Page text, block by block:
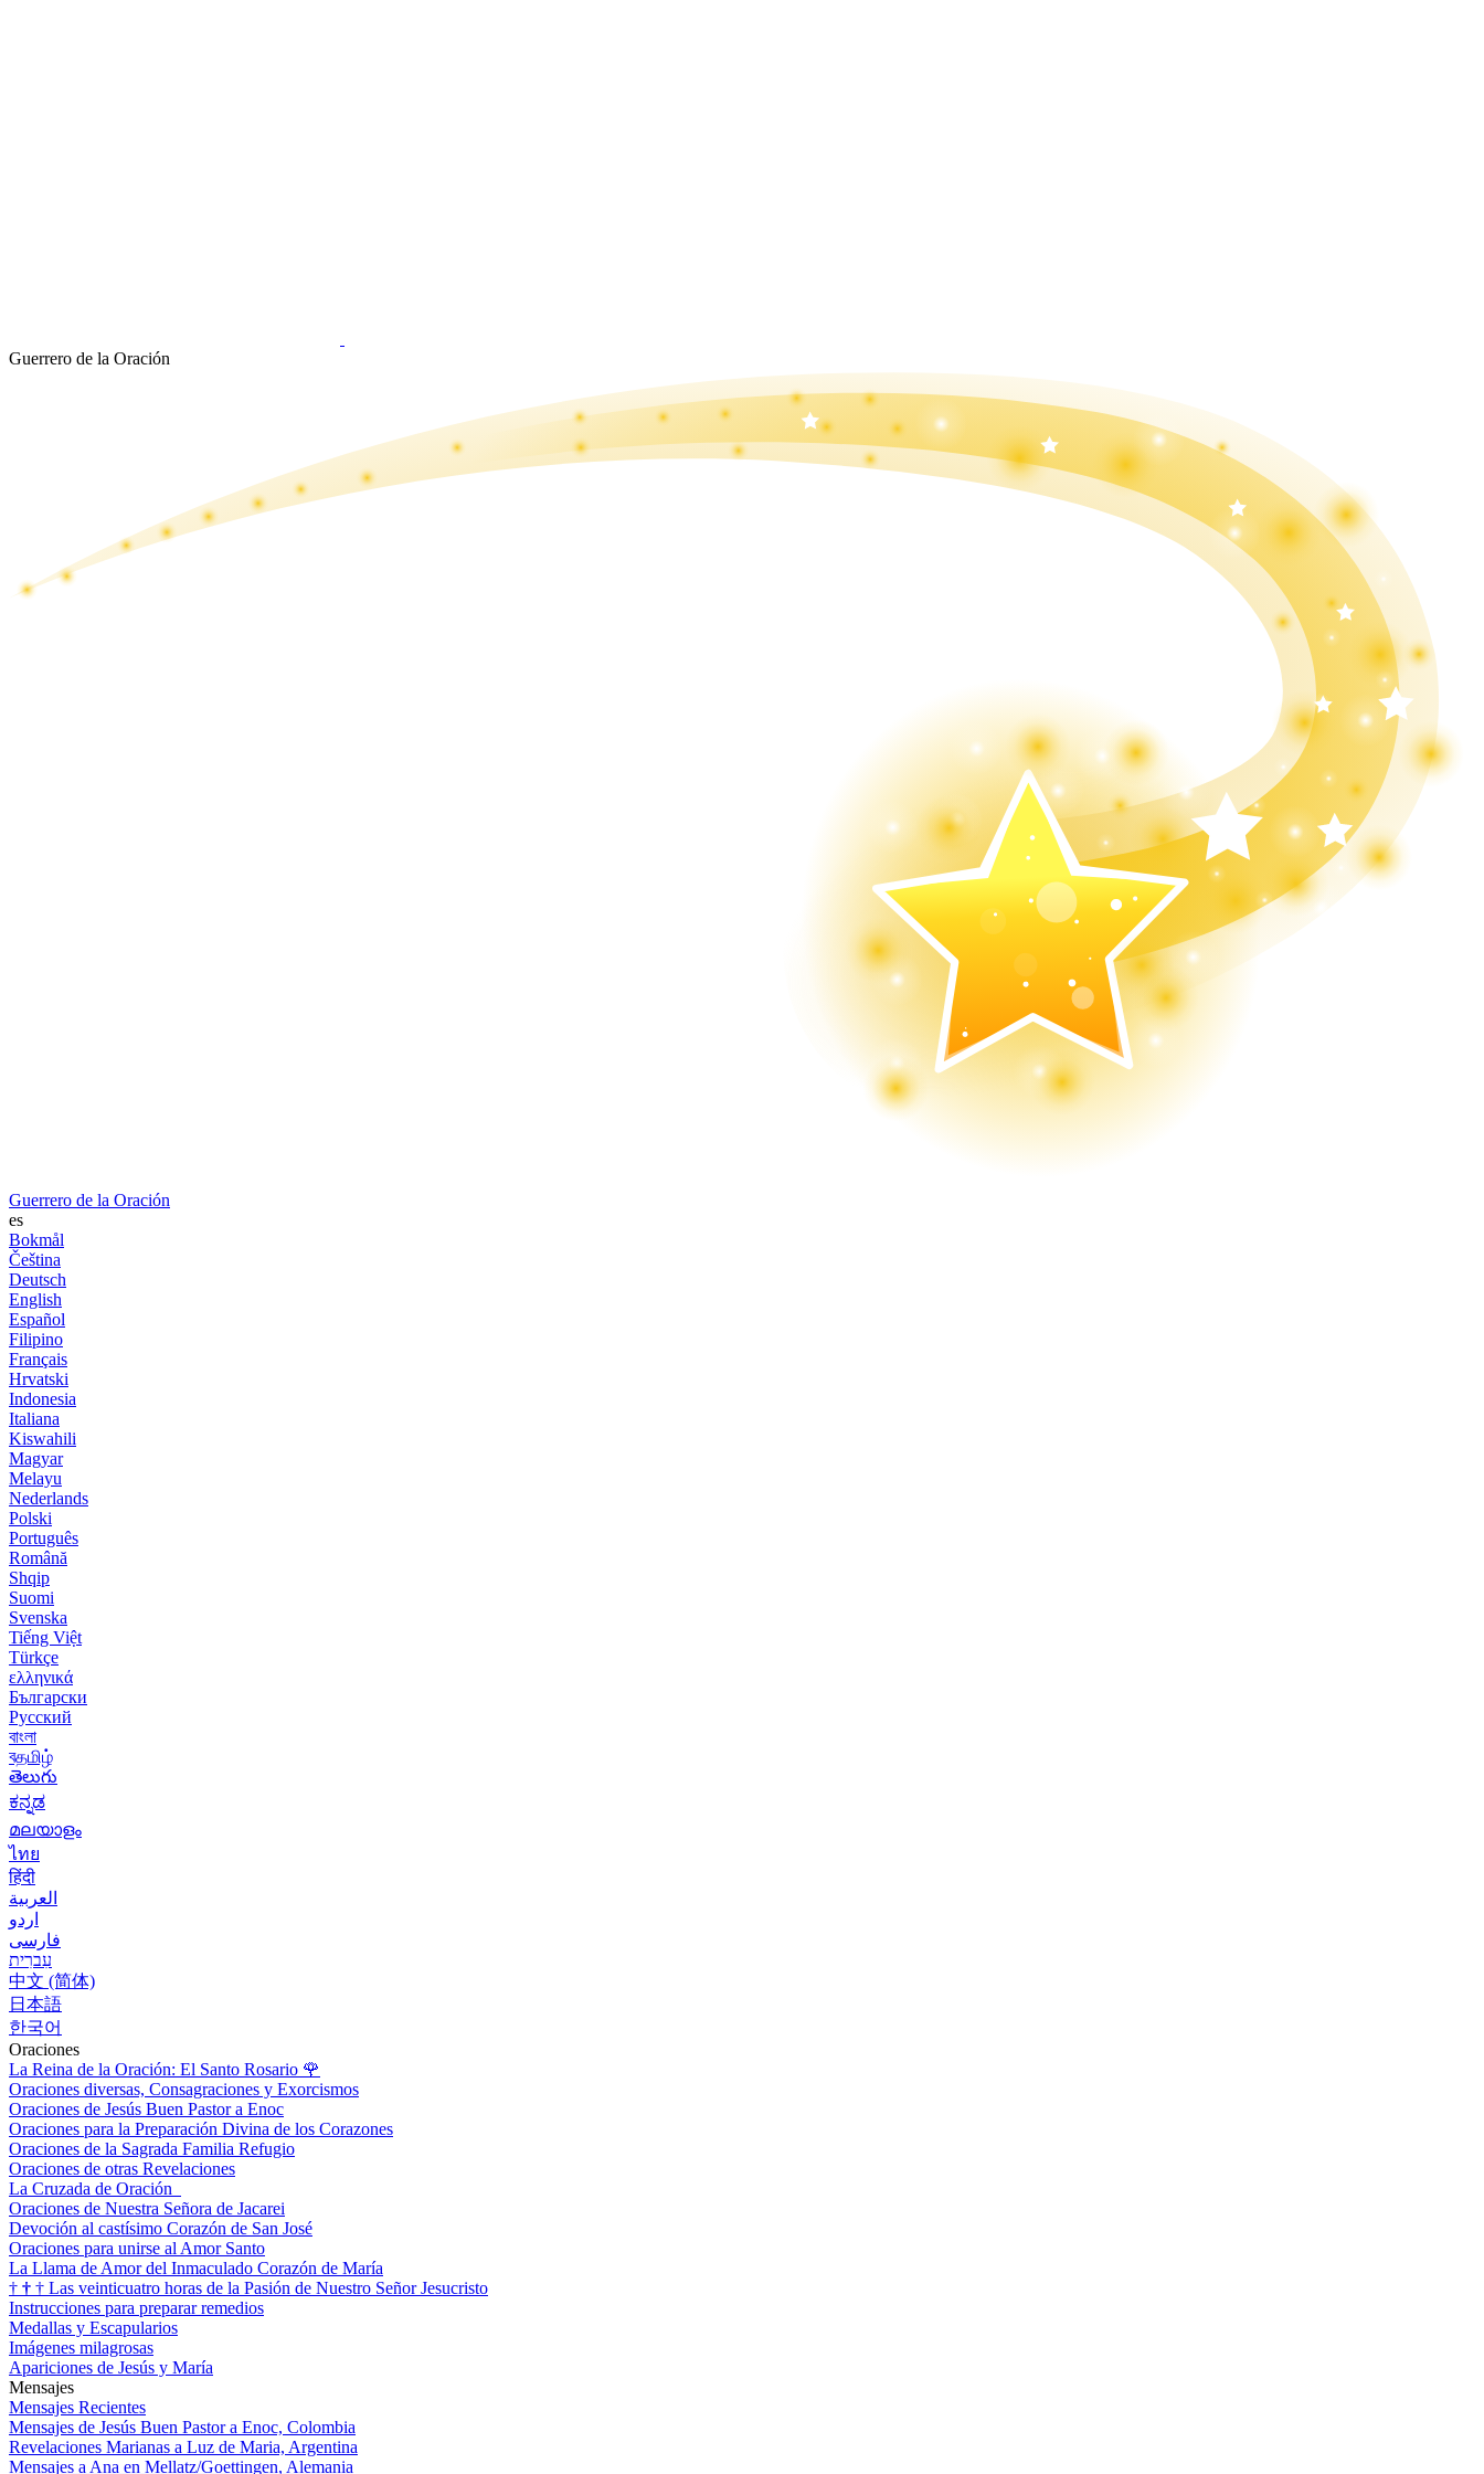
Guerrero de la Oración
Guerrero de la Oración
es
Bokmål
Čeština
Deutsch
English
Español
Filipino
Français
Hrvatski
Indonesia
Italiana
Kiswahili
Magyar
Melayu
Nederlands
Polski
Português
Română
Shqip
Suomi
Svenska
Tiếng Việt
Türkçe
ελληνικά
Български
Русский
বাংলা
বதமிழ்
తెలుగు
ಕನ್ನಡ
മലയാളം
ไทย
हिंदी
العربية
اردو
فارسی
עִברִית
中文 (简体)
日本語
한국어
Oraciones
La Reina de la Oración: El Santo Rosario 🌹
Oraciones diversas, Consagraciones y Exorcismos
Oraciones de Jesús Buen Pastor a Enoc
Oraciones para la Preparación Divina de los Corazones
Oraciones de la Sagrada Familia Refugio
Oraciones de otras Revelaciones
La Cruzada de Oración
Oraciones de Nuestra Señora de Jacarei
Devoción al castísimo Corazón de San José
Oraciones para unirse al Amor Santo
La Llama de Amor del Inmaculado Corazón de María
† † † Las veinticuatro horas de la Pasión de Nuestro Señor Jesucristo
Instrucciones para preparar remedios
Medallas y Escapularios
Imágenes milagrosas
Apariciones de Jesús y María
Mensajes
Mensajes Recientes
Mensajes de Jesús Buen Pastor a Enoc, Colombia
Revelaciones Marianas a Luz de Maria, Argentina
Mensajes a Ana en Mellatz/Goettingen, Alemania